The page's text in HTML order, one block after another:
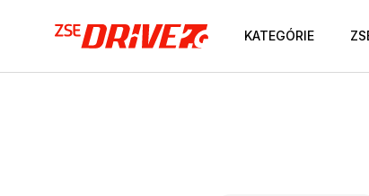
KATEGÓRIE